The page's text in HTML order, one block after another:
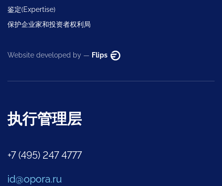
鉴定(Expertise)
保护企业家和投资者权利局
Website developed by — Flips
执行管理层
+7 (495) 247 4777
id@opora.ru